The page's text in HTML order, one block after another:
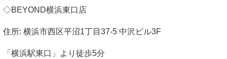
◇BEYOND横浜東口店
住所: 横浜市西区平沼1丁目 37-5 中沢ビル3F
「横浜駅東口」より徒歩5分